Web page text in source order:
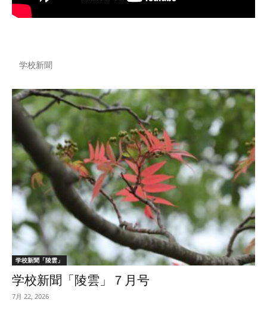
学校新聞
学校新聞「陵雲」
学校新聞「陵雲」７月号
7月 22, 2026